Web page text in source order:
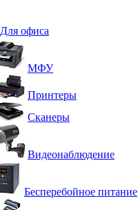
Для офиса
МФУ
Принтеры
Сканеры
Видеонаблюдение
Бесперебойное питание